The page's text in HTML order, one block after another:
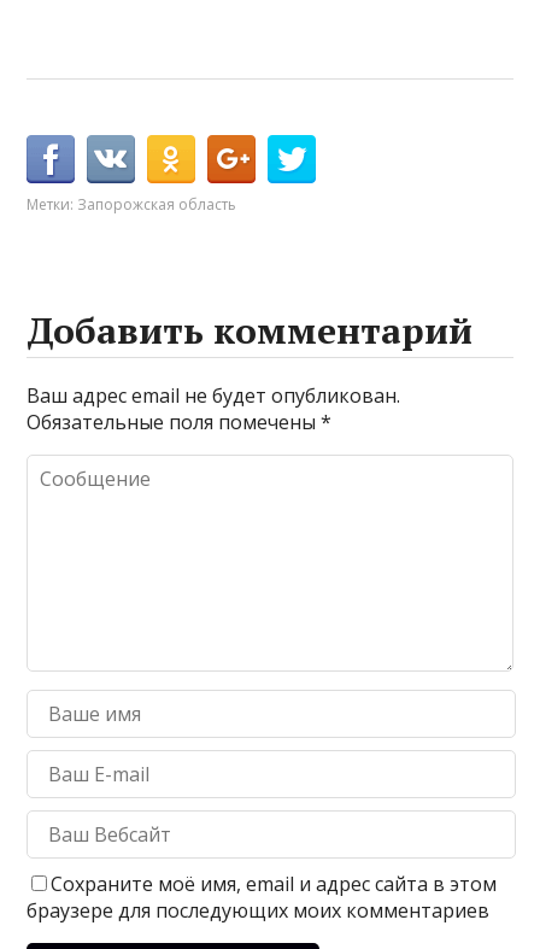
Метки: Запорожская область
Добавить комментарий
Ваш адрес email не будет опубликован.
Обязательные поля помечены*
Сохраните моё имя, email и адрес сайта в этом
браузере для последующих моих комментариев